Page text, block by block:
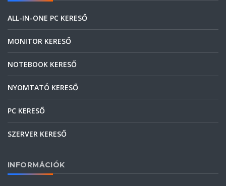
ALL-IN-ONE PC KERESŐ
MONITOR KERESŐ
NOTEBOOK KERESŐ
NYOMTATÓ KERESŐ
PC KERESŐ
SZERVER KERESŐ
INFORMÁCIÓK